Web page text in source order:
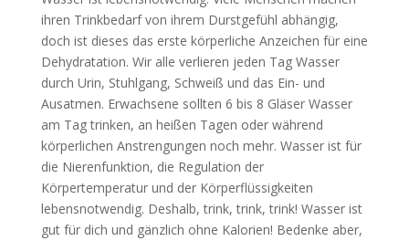
ihren Trinkbedarf von ihrem Durstgefühl abhängig,
doch ist dieses das erste körperliche Anzeichen für eine
Dehydratation. Wir alle verlieren jeden Tag Wasser
durch Urin, Stuhlgang, Schweiß und das Ein- und
Ausatmen. Erwachsene sollten 6 bis 8 Gläser Wasser
am Tag trinken, an heißen Tagen oder während
körperlichen Anstrengungen noch mehr. Wasser ist für
die Nierenfunktion, die Regulation der
Körpertemperatur und der Körperflüssigkeiten
lebensnotwendig. Deshalb, trink, trink, trink! Wasser ist
gut für dich und gänzlich ohne Kalorien! Bedenke aber,